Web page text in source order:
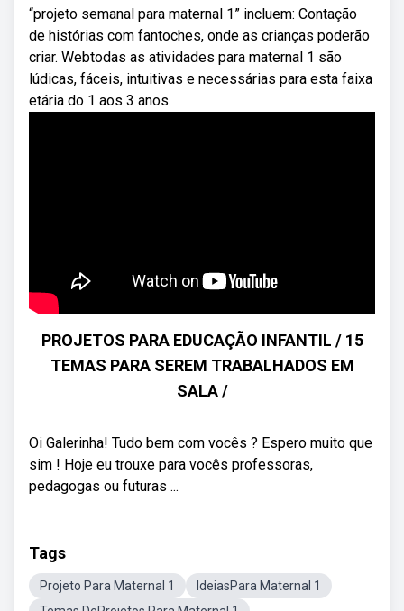
“projeto semanal para maternal 1” incluem: Contação
de histórias com fantoches, onde as crianças poderão
criar. Webtodas as atividades para maternal 1 são
lúdicas, fáceis, intuitivas e necessárias para esta faixa
etária do 1 aos 3 anos.
PROJETOS PARA EDUCAÇÃO INFANTIL / 15
TEMAS PARA SEREM TRABALHADOS EM
SALA /
Oi Galerinha! Tudo bem com vocês ? Espero muito que
sim ! Hoje eu trouxe para vocês professoras,
pedagogas ou futuras ...
Tags
Projeto Para Maternal 1
IdeiasPara Maternal 1